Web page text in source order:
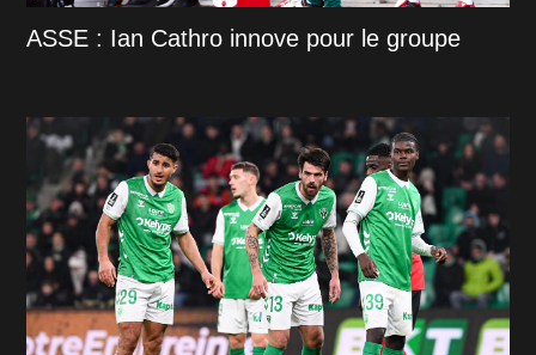
ASSE : Ian Cathro innove pour le groupe